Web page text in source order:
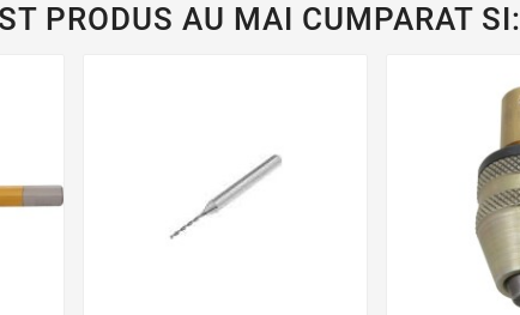
PRODUS AU MAI CUMPARAT SI: